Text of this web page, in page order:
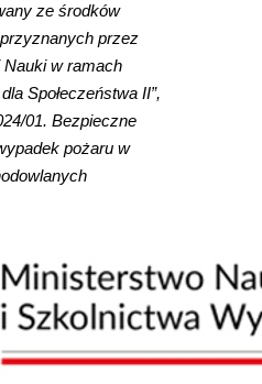
ze środków
przez
w ramach
Społeczeństwa II”,
01. Bezpieczne
pożaru w